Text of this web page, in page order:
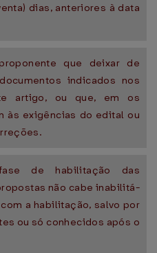
dias, anteriores à data
que deixar de
indicados nos
artigo, ou que, em os
às exigências do edital ou
de habilitação das
não cabe inabilitá-
a habilitação, salvo por
ou só conhecidos após o